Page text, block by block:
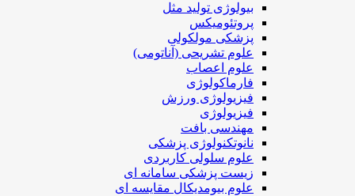
بیولوژی تولید مثل
پروتئومیکس
پزشکی مولکولی
علوم تشریحی (آناتومی)
علوم اعصاب
فارماکولوژی
فیزیولوژی ورزش
فیزیولوژی
مهندسی بافت
نانوتکنولوژی پزشکی
علوم سلولی کاربردی
زیست پزشکی سامانه ای
علوم بیومدیکال مقایسه ای